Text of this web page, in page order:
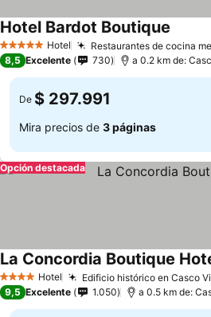
5 Estrellas Hotel Restaurantes de cocina
Hotel Bardot Boutique
8,5 Excelente 730 a 0.2 km de:
De $ 297.991
Mira precios de 3 páginas
Opción destacada
4 EstrellasHotel Edificio histórico en Casco
La Concordia Boutique
9,5 Excelente 1.050 a 0.5 km de: